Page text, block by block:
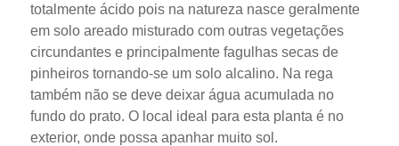
totalmente ácido pois na natureza nasce geralmente
em solo areado misturado com outras vegetações
circundantes e principalmente fagulhas secas de
pinheiros tornando-se um solo alcalino. Na rega
também não se deve deixar água acumulada no
fundo do prato. O local ideal para esta planta é no
exterior, onde possa apanhar muito sol.